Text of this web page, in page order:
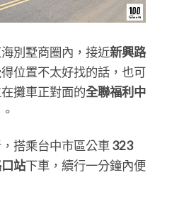
別墅商圈內，接近新興路
位置不太好找的話，也可
攤車正對面的全聯福利中
。
搭乘台中市區公車323
站下車，續行一分鐘內便